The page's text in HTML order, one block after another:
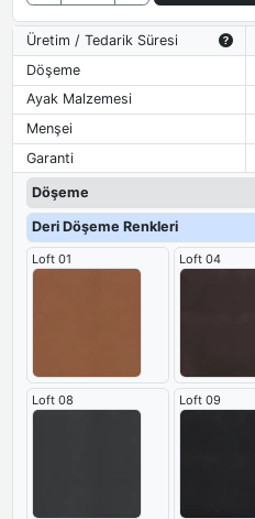
Üretim / Tedarik Süresi
Döşeme
Ayak Malzemesi
Menşei
Garanti
Döşeme
Deri Döşeme Renkleri
Loft 01 Loft 04
Loft 08 Loft 09